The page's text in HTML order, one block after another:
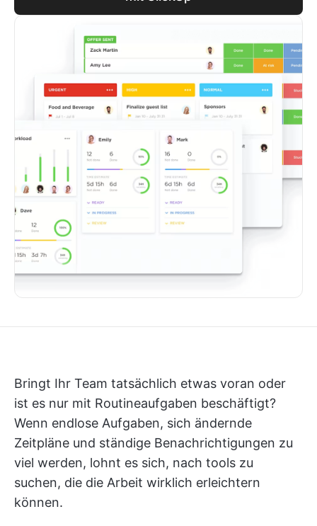
Bringt Ihr Team tatsächlich etwas voran oder
ist es nur mit Routineaufgaben beschäftigt?
Wenn endlose Aufgaben, sich ändernde
Zeitpläne und ständige Benachrichtigungen zu
viel werden, lohnt es sich, nach tools zu
suchen, die die Arbeit wirklich erleichtern
können.